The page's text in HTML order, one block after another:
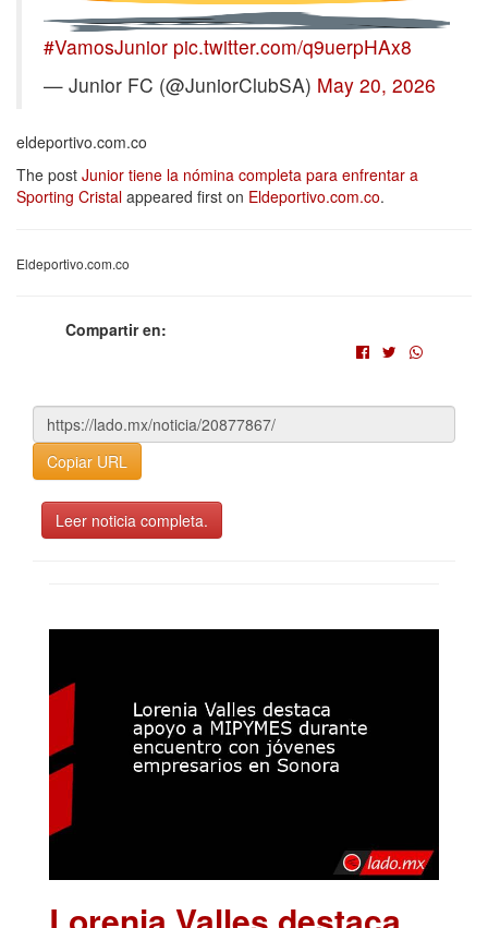
#VamosJunior pic.twitter.com/q9uerpHAx8
— Junior FC (@JuniorClubSA) May 20, 2026
eldeportivo.com.co
The post Junior tiene la nómina completa para enfrentar a
Sporting Cristal appeared first on Eldeportivo.com.co.
Eldeportivo.com.co
Compartir en:
Copiar URL
Leer noticia completa.